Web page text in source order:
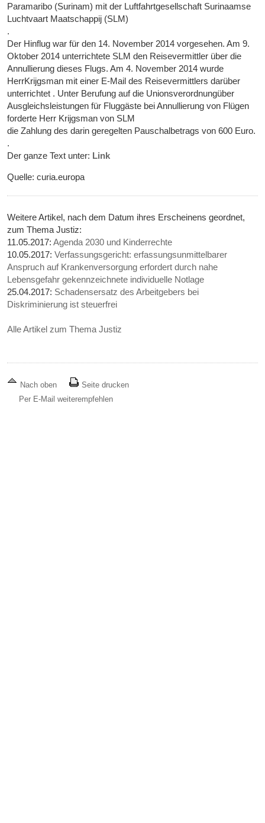
Paramaribo (Surinam) mit der Luftfahrtgesellschaft Surinaamse
Luchtvaart Maatschappij (SLM)
.
Der Hinflug war für den 14. November 2014 vorgesehen. Am 9.
Oktober 2014 unterrichtete SLM den Reisevermittler über die
Annullierung dieses Flugs. Am 4. November 2014 wurde
HerrKrijgsman mit einer E-Mail des Reisevermittlers darüber
unterrichtet . Unter Berufung auf die Unionsverordnungüber
Ausgleichsleistungen für Fluggäste bei Annullierung von Flügen
forderte Herr Krijgsman von SLM
die Zahlung des darin geregelten Pauschalbetrags von 600 Euro.
.
Der ganze Text unter: Link
Quelle: curia.europa
Weitere Artikel, nach dem Datum ihres Erscheinens geordnet,
zum Thema Justiz:
11.05.2017:Agenda 2030 und Kinderrechte
10.05.2017:Verfassungsgericht: erfassungsunmittelbarer
Anspruch auf Krankenversorgung erfordert durch nahe
Lebensgefahr gekennzeichnete individuelle Notlage
25.04.2017: Schadensersatz des Arbeitgebers bei
Diskriminierung ist steuerfrei
Alle Artikel zum Thema Justiz
Nach oben
Seite drucken
Per E-Mail weiterempfehlen